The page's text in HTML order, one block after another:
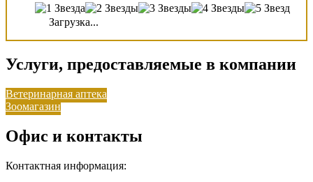
Загрузка...
Услуги, предоставляемые в компании
Ветеринарная аптека
Зоомагазин
Офис и контакты
Контактная информация: